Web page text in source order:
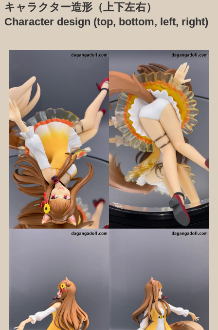
キャラクター造形（上下左右）
Character design (top, bottom, left, right)